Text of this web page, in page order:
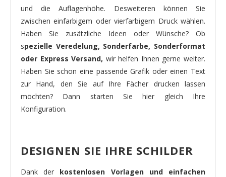
und die Auflagenhöhe. Desweiteren können Sie
zwischen einfarbigem oder vierfarbigem Druck wählen.
Haben Sie zusätzliche Ideen oder Wünsche? Ob
spezielle Veredelung, Sonderfarbe, Sonderformat
oder Express Versand, wir helfen Ihnen gerne weiter.
Haben Sie schon eine passende Grafik oder einen Text
zur Hand, den Sie auf Ihre Fächer drucken lassen
möchten? Dann starten Sie hier gleich Ihre
Konfiguration.
DESIGNEN SIE IHRE SCHILDER
Dank der kostenlosen Vorlagen und einfachen